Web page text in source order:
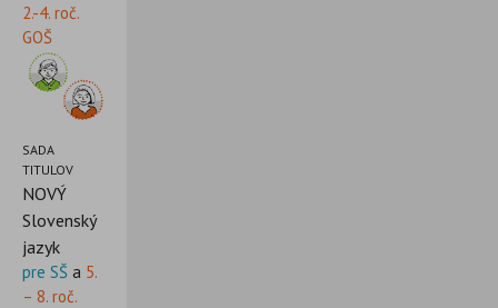
2.-4. roč.
GOŠ
SADA
TITULOV
NOVÝ
Slovenský
jazyk
pre SŠ a 5.
– 8. roč.